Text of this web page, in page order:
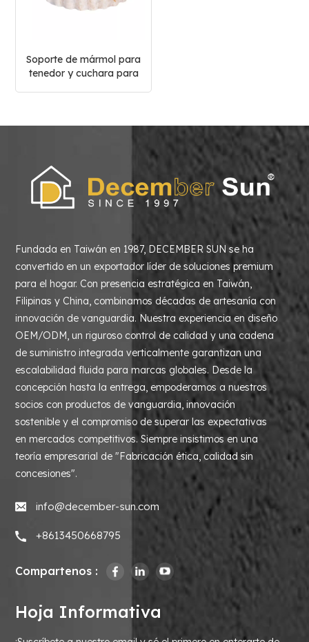
Soporte de mármol para
tenedor y cuchara para
Fundada en Taiwán en 1987, DECEMBER SUN se ha
convertido en un exportador líder de soluciones premium
para el hogar. Con presencia estratégica en Taiwán,
Filipinas y China, combinamos décadas de artesanía con
innovación de vanguardia. Nuestra experiencia en diseño
OEM/ODM, un riguroso control de calidad y una cadena
de suministro integrada verticalmente garantizan una
escalabilidad fluida para marcas globales. Desde la
concepción hasta la entrega, empoderamos a nuestros
socios con productos de vanguardia, innovación
sostenible y el compromiso de superar las expectativas
en mercados competitivos. Siempre insistimos en una
teoría empresarial de "Fabricación ética, calidad sin
concesiones".
info@december-sun.com
+8613450668795
Compartenos :
Hoja Informativa